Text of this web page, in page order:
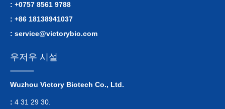
: +0757 8561 9788
: +86 18138941037
: service@victorybio.com
우저우 시설
Wuzhou Victory Biotech Co., Ltd.
: 4 31 29 30.